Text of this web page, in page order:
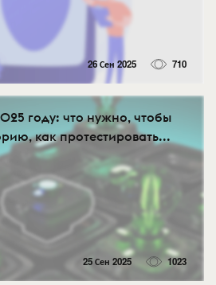
26 Сен 2025 710
году: что нужно, чтобы
как протестировать...
25 Сен 2025 1023